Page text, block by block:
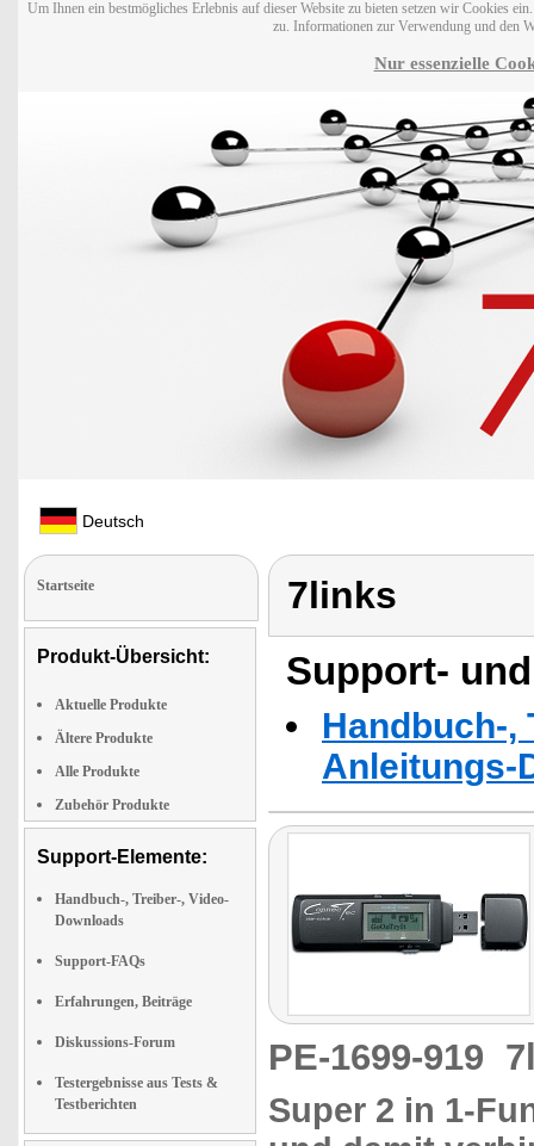
Um Ihnen ein bestmögliches Erlebnis auf dieser Website zu bieten setzen wir Cookies
zu. Informationen zur Verwendung und den
Nur essenzielle
Deutsch
Startseite
Produkt-Übersicht:
Aktuelle Produkte
Ältere Produkte
Alle Produkte
Zubehör Produkte
Support-Elemente:
Handbuch-, Treiber-, Video-
Downloads
Support-FAQs
Erfahrungen, Beiträge
Diskussions-Forum
Testergebnisse aus Tests &
Testberichten
7links
Support-
Handbuch-,
Anleitungs-
PE-1699-919
Super 2 in 1-